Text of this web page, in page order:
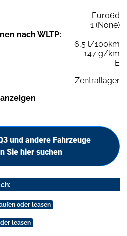
Euro6d
1 (None)
nach WLTP:
6,5 l/100km
147 g/km
E
Zentrallager
und andere Fahrzeuge
Sie hier suchen
oder leasen
leasen